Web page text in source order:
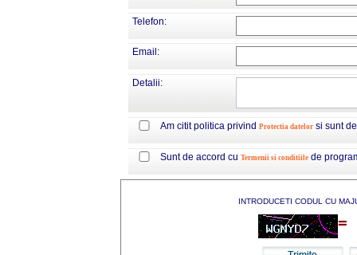
Telefon:
Email:
Detalii:
Am citit politica privind Protectia datelor si sunt
Sunt de accord cu Termenii si conditiile de
INTRODUCETI CODUL CU
=